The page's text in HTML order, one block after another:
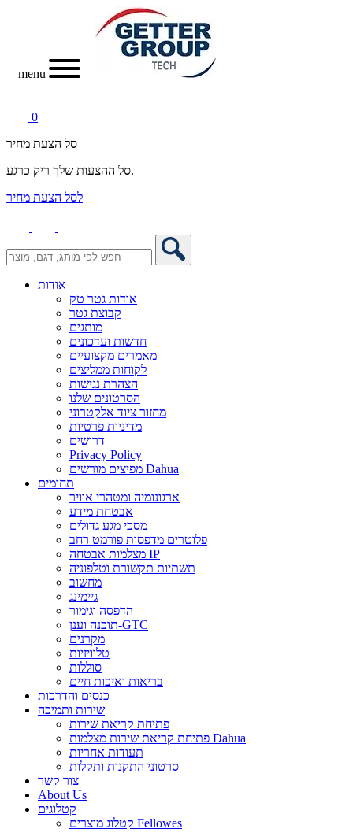
menu
0
סל הצעת מחיר
סל ההצעות שלך ריק כרגע.
לסל הצעת מחיר
אודות
אודות גטר טק
קבוצת גטר
מותגים
חדשות ועדכונים
מאמרים מקצועיים
לקוחות ממליצים
הצהרת נגישות
הסרטונים שלנו
מחזור ציוד אלקטרוני
מדיניות פרטיות
דרושים
Privacy Policy
מפיצים מורשים Dahua
תחומים
ארגונומיה ומטהרי אוויר
אבטחת מידע
מסכי מגע גדולים
פלוטרים מדפסות פורמט רחב
מצלמות אבטחה IP
תשתיות תקשורת וטלפוניה
מחשוב
גיימינג
הדפסה וגימור
תוכנה וענן-GTC
מקרנים
טלוויזיות
סוללות
בריאות ואיכות חיים
כנסים והדרכות
שירות ותמיכה
פתיחת קריאת שירות
פתיחת קריאת שירות מצלמות Dahua
תעודות אחריות
סרטוני התקנות ותקלות
צור קשר
About Us
קטלוגים
קטלוג מוצרים Fellowes